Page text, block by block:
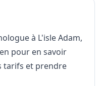
à L'isle Adam,
pour en savoir
tarifs et prendre